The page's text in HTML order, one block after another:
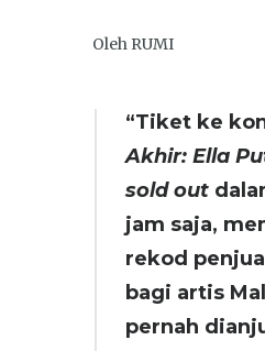
Oleh RUMI
“Tiket ke
Akhir: Ella
sold out
jam saja,
rekod
bagi artis
pernah